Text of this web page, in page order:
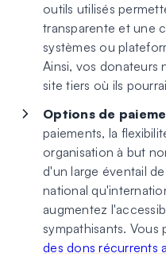
outils utilisés
transparente et une
systèmes ou
Ainsi, vos donateurs
site tiers où ils
Options de
paiements, la
organisation à but
d'un large éventail
national
augmentez
sympathisants.
des dons récurrents